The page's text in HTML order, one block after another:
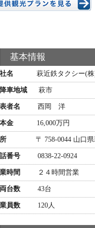
基本情報
名 萩近鉄タクシー(
車地域 萩市
者名 西岡 洋
金 16,000万円
〒 758-0044 山口
番号 0838-22-0924
時間 ２４時間営業
台数 43台
員数 120人